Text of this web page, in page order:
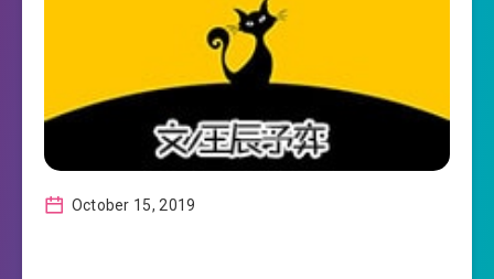
October 15, 2019